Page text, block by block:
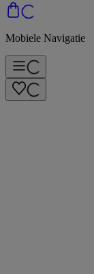
Mobiele Navigatie